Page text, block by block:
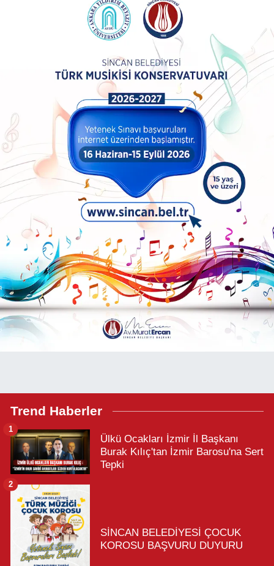
Trend Haberler
Ülkü Ocakları İzmir İl Başkanı
Burak Kılıç'tan İzmir Barosu'na Sert
Tepki
1
SİNCAN BELEDİYESİ ÇOCUK
KOROSU BAŞVURU DUYURU
2